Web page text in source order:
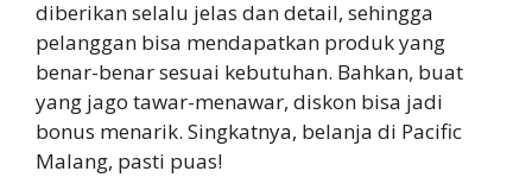
diberikan selalu jelas dan detail, sehingga
pelanggan bisa mendapatkan produk yang
benar-benar sesuai kebutuhan. Bahkan, buat
yang jago tawar-menawar, diskon bisa jadi
bonus menarik. Singkatnya, belanja di Pacific
Malang, pasti puas!